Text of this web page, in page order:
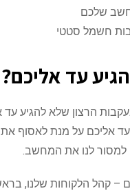
שלכם
חשמל סטטי
עד
הרצון שלא להגיע
עד אליכם על מנת לאסוף
למסור לנו את המחשב.
– קהל הלקוחות שלנו,